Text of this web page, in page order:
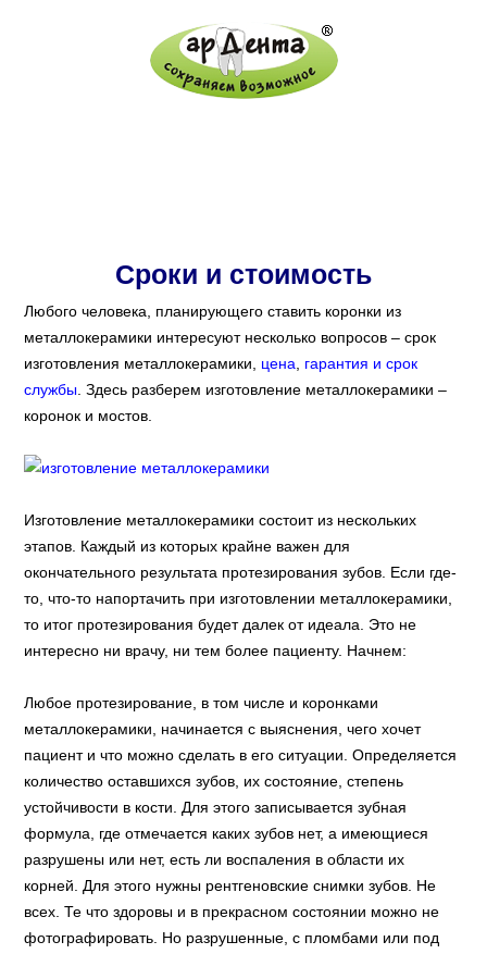
Сроки и стоимость
Любого человека, планирующего ставить коронки из
металлокерамики интересуют несколько вопросов – срок
изготовления металлокерамики, цена
гарантия и срок
службы . Здесь разберем изготовление металлокерамики –
коронок и мостов.
Изготовление металлокерамики состоит из нескольких
этапов. Каждый из которых крайне важен для
окончательного результата протезирования зубов. Если где-
то, что-то напортачить при изготовлении металлокерамики,
то итог протезирования будет далек от идеала. Это не
интересно ни врачу, ни тем более пациенту. Начнем:
Любое протезирование, в том числе и коронками
металлокерамики, начинается с выяснения, чего хочет
пациент и что можно сделать в его ситуации. Определяется
количество оставшихся зубов, их состояние, степень
устойчивости в кости. Для этого записывается зубная
формула, где отмечается каких зубов нет, а имеющиеся
разрушены или нет, есть ли воспаления в области их
корней. Для этого нужны рентгеновские снимки зубов. Не
всех. Те что здоровы и в прекрасном состоянии можно не
фотографировать. Но разрушенные, с пломбами или под